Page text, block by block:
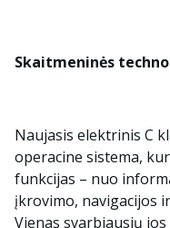
Skaitmeninės
Naujasis elektrinis C
operacine sistema,
funkcijas – nuo
įkrovimo, navigacijos
Vienas svarbiausių